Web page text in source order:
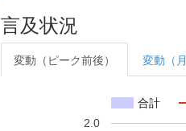
言及状況
変動（ピーク前後） 変動（月
合計
2.0